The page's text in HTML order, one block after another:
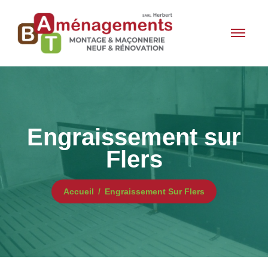
Engraissement sur
Flers
Accueil Engraissement Sur Flers